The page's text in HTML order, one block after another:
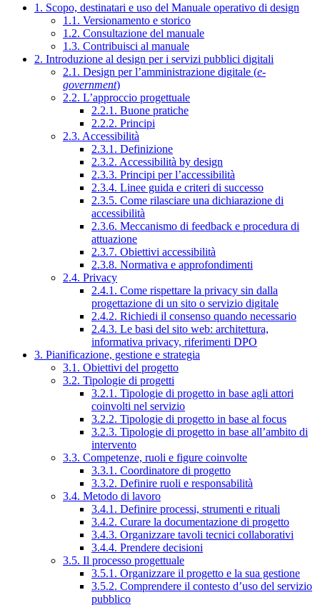
1. Scopo, destinatari e uso del Manuale operativo di design
1.1. Versionamento e storico
1.2. Consultazione del manuale
1.3. Contribuisci al manuale
2. Introduzione al design per i servizi pubblici digitali
2.1. Design per l’amministrazione digitale (e-
government)
2.2. L’approccio progettuale
2.2.1. Buone pratiche
2.2.2. Principi
2.3. Accessibilità
2.3.1. Definizione
2.3.2. Accessibilità by design
2.3.3. Principi per l’accessibilità
2.3.4. Linee guida e criteri di successo
2.3.5. Come rilasciare una dichiarazione di
accessibilità
2.3.6. Meccanismo di feedback e procedura di
attuazione
2.3.7. Obiettivi accessibilità
2.3.8. Normativa e approfondimenti
2.4. Privacy
2.4.1. Come rispettare la privacy sin dalla
progettazione di un sito o servizio digitale
2.4.2. Richiedi il consenso quando necessario
2.4.3. Le basi del sito web: architettura,
informativa privacy, riferimenti DPO
3. Pianificazione, gestione e strategia
3.1. Obiettivi del progetto
3.2. Tipologie di progetti
3.2.1. Tipologie di progetto in base agli attori
coinvolti nel servizio
3.2.2. Tipologie di progetto in base al focus
3.2.3. Tipologie di progetto in base all’ambito di
intervento
3.3. Competenze, ruoli e figure coinvolte
3.3.1. Coordinatore di progetto
3.3.2. Definire ruoli e responsabilità
3.4. Metodo di lavoro
3.4.1. Definire processi, strumenti e rituali
3.4.2. Curare la documentazione di progetto
3.4.3. Organizzare tavoli tecnici collaborativi
3.4.4. Prendere decisioni
3.5. Il processo progettuale
3.5.1. Organizzare il progetto e la sua gestione
3.5.2. Comprendere il contesto d’uso del servizio
pubblico